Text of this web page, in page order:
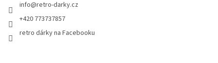
info@retro-darky.cz
+420 773737857
retro dárky na Facebooku